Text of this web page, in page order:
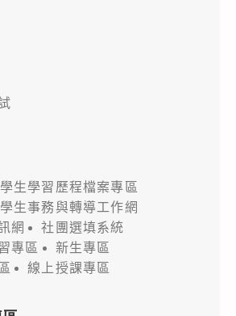
學生學習歷程檔案專區
學生事務與轉導工作網
網
社團選填系統
專區
新生專區
線上授課專區